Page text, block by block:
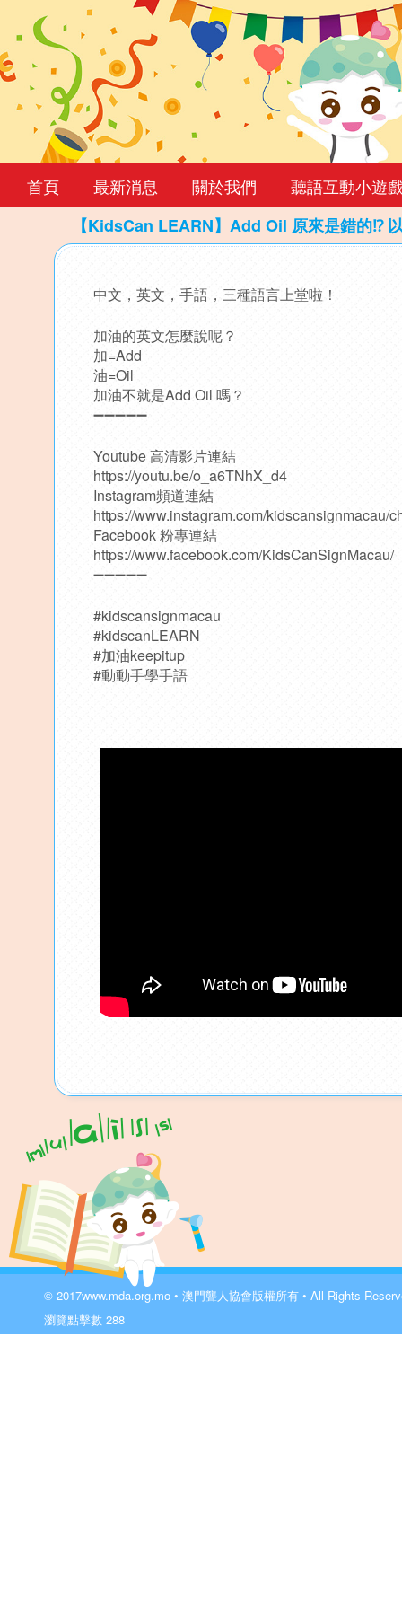
首頁 最新消息 關於我們
聽語互動小遊
【KidsCan LEARN】Add Oil 原來是錯的⁉️
to
中文，英文，手語，三種語言上堂啦！
加油的英文怎麼說呢？
加=Add
油=Oil
加油不就是Add Oil 嗎？
➖➖➖➖➖
Youtube 高清影片連結
https://youtu.be/o_a6TNhX_d4
Instagram頻道連結
https://www.instagram.com/kidscansignmacau/
Facebook 粉專連結
https://www.facebook.com/KidsCanSignMacau/
➖➖➖➖➖
#kidscansignmacau
#kidscanLEARN
#加油keepitup
#動動手學手語
© 2017www.mda.org.mo • 澳門聾人協會版權所有 • All Rights
瀏覽點擊數 288